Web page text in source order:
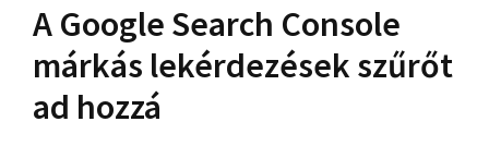
A Google Search Console
márkás lekérdezések szűrőt
ad hozzá